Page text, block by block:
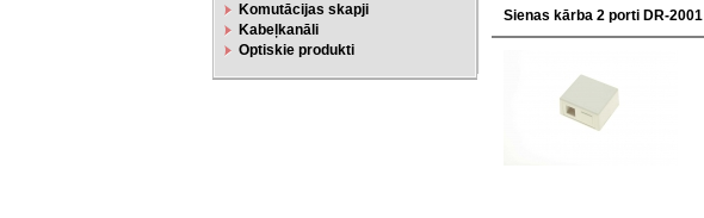
Komutācijas skapji
Kabeļkanāli
Optiskie produkti
Sienas kārba 2 porti DR-2001